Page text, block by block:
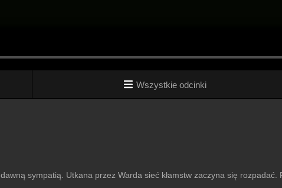
Wszystkie odcinki
sympatią. Utkana przez Warda sieć kłamstw zaczyna się